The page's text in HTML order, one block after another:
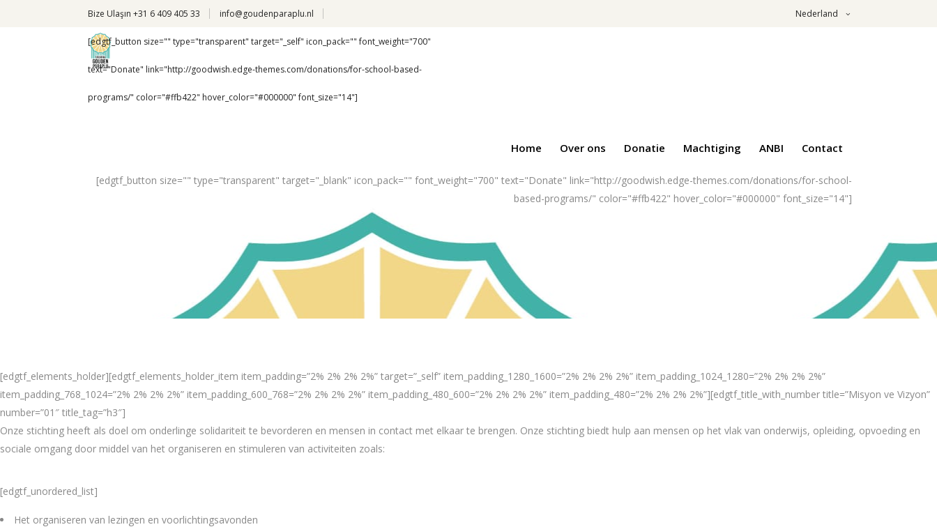
Bize Ulaşın +31 6 409 405 33 info@goudenparaplu.nl
[edgtf_button size="" type="transparent" target="_self" icon_pack="" font_weight="700"
text="Donate" link="http://goodwish.edge-themes.com/donations/for-school-based-
programs/" color="#ffb422" hover_color="#000000" font_size="14"]
Nederland
Home Over ons Donatie Machtiging ANBI Contact
[edgtf_button size="" type="transparent" target="_blank" icon_pack="" font_weight="700" text="Donate" link="http://goodwish.edge-themes.com/donations/for-school-
based-programs/" color="#ffb422" hover_color="#000000" font_size="14"]
[edgtf_elements_holder][edgtf_elements_holder_item item_padding=”2% 2% 2% 2%” target=”_self” item_padding_1280_1600=”2% 2% 2% 2%” item_padding_1024_1280=”2% 2% 2% 2%”
item_padding_768_1024=”2% 2% 2% 2%” item_padding_600_768=”2% 2% 2% 2%” item_padding_480_600=”2% 2% 2% 2%” item_padding_480=”2% 2% 2% 2%”][edgtf_title_with_number title=”Misyon ve Vizyon”
number=”01″ title_tag=”h3″]
Onze stichting heeft als doel om onderlinge solidariteit te bevorderen en mensen in contact met elkaar te brengen. Onze stichting biedt hulp aan mensen op het vlak van onderwijs, opleiding, opvoeding en
sociale omgang door middel van het organiseren en stimuleren van activiteiten zoals:
[edgtf_unordered_list]
Het organiseren van lezingen en voorlichtingsavonden